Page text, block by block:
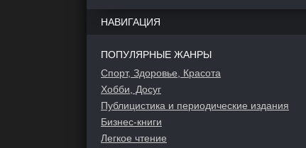
НАВИГАЦИЯ
ПОПУЛЯРНЫЕ ЖАНРЫ
Спорт, Здоровье, Красота
Хобби, Досуг
Публицистика и периодические издания
Бизнес-книги
Легкое чтение